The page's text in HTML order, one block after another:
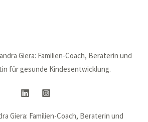
Giera: Familien-Coach, Beraterin und
für gesunde Kindesentwicklung.
Giera: Familien-Coach, Beraterin und